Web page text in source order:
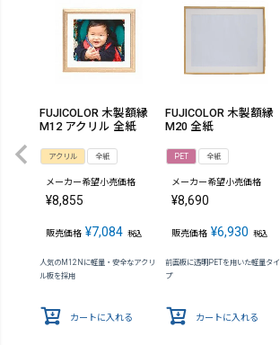
FUJICOLOR 木製額縁
M12 アクリル 全紙
アクリル 全紙
メーカー希望小売価格
¥8,855
販売価格 ¥7,084 税込
人気のM12Nに軽量・安全なアクリ
ル板を採用
カートに入れる
FUJICOLOR 木製額縁
M20 全紙
PET 全紙
メーカー希望小売価格
¥8,690
販売価格 ¥6,930 税込
前面板に透明PETを用いた軽量タイ
プ
カートに入れる